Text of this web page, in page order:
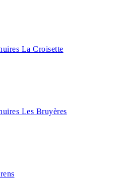
La Croisette
Les Bruyères